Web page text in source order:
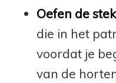
Oefen de
die in het
voordat je
van de